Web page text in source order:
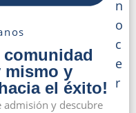
comunidad
mismo y
el éxito!
admisión y descubre
n
o
c
e
r